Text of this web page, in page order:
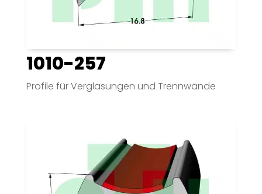
1010-257
Profile für Verglasungen und Trennwände